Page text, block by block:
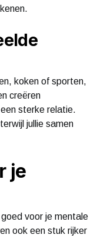
koken of sporten,
creëren
sterke relatie.
jullie samen
je
voor je mentale
ook een stuk rijker